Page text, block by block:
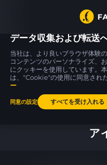
75
P2000
Gnarled WW
Five-
Scrawl
ホーム
ア
データ収集および転送
当社は、より良いブラウザ体験
コンテンツのパーソナライズ、
にクッキーを使用しています。
は、"Cookie"の使用に同意され
ー
同意の設定 すべてを受け入れる